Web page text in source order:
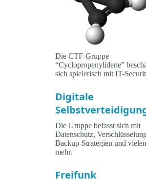
Die CTF-Gruppe
“Cyclopropenylidene”
sich spielerisch mit IT-
Digitale
Die Gruppe befasst sich mit
Datenschutz,
Backup-Strategien und
mehr.
Freifunk